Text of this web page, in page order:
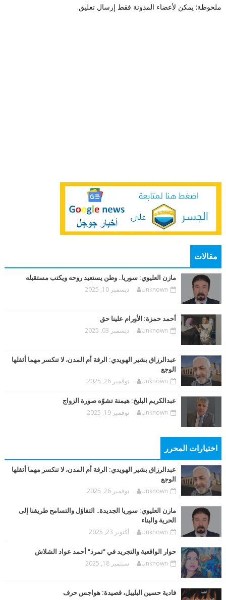
ملحوظة: يمكن لأعضاء المدونة فقط إرسال تعليق.
مقالات
مازن العليوي: سوريا.. وطن يستعيد روحه ويكتب مستقبله
Unknown ديسمبر 10, 2025
أحمد حمزة: الأورام علينا حق
Unknown ديسمبر 03, 2025
عبدالرزاق بشير الهويدي: الرقة أم المدن، لا تنكسر مهما أثقلها
الوجع
Unknown نوفمبر 26, 2025
عبدالكريم البليخ: هيمنة تشوّه صورة الزواج
Unknown نوفمبر 19, 2025
اختيارات المحرر
عبدالرزاق بشير الهويدي: الرقة أم المدن، لا تنكسر مهما أثقلها
الوجع
Unknown نوفمبر 26, 2025
مازن العليوي: سوريا الجديدة.. التفاؤل والتسامح طريقنا إلى
الحرية والبناء
Unknown أكتوبر 23, 2025
حوار الواقعية والتجريد في "تمرد" أحمد عواد الشلاش
Unknown سبتمبر 18, 2025
فادية حسين البليبل، قصيدة: هواجس حرف